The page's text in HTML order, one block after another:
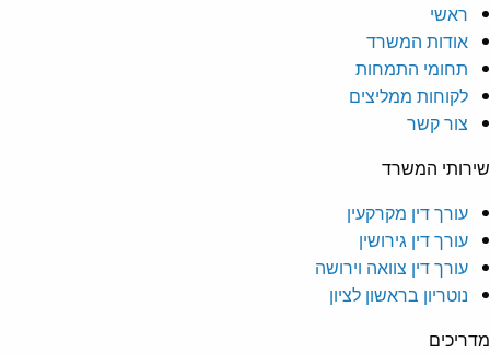
ראשי
אודות המשרד
תחומי התמחות
לקוחות ממליצים
צור קשר
המשרד
עורך דין מקרקעין
עורך דין גירושין
עורך דין צוואה וירושה
נוטריון בראשון לציון